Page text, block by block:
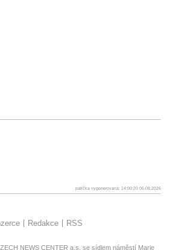
patička vygenerovaná: 14:00:20 06.08.2026
Redakce RSS
NEWS CENTER a.s. se sídlem náměstí Marie